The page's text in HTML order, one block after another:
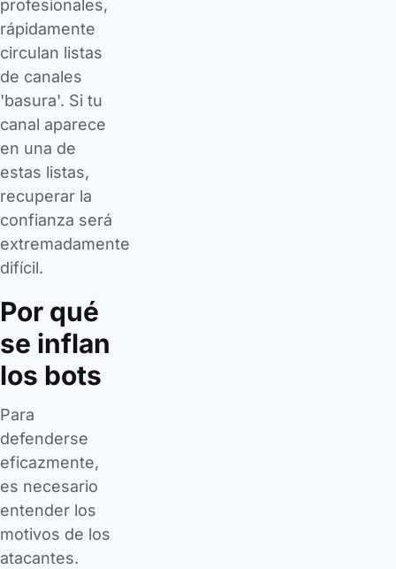
profesionales,
rápidamente
circulan listas
de canales
'basura'. Si tu
canal aparece
en una de
estas listas,
recuperar la
confianza será
extremadamente
difícil.
Por qué
se inflan
los bots
Para
defenderse
eficazmente,
es necesario
entender los
motivos de los
atacantes.